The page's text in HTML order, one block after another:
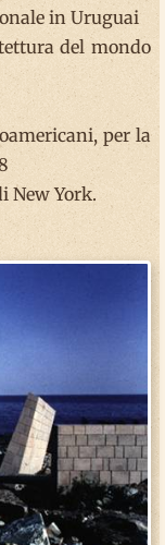
in Uruguai
del mondo
per la
New York.